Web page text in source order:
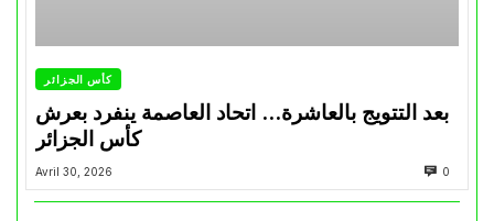
كأس الجزائر
بعد التتويج بالعاشرة… اتحاد العاصمة ينفرد بعرش
كأس الجزائر
Avril 30, 2026 0